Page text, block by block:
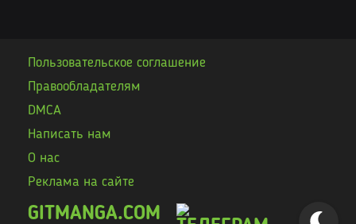
GITMANGA.COM
Пользовательское соглашение
Правообладателям
DMCA
Написать нам
О нас
Реклама на сайте